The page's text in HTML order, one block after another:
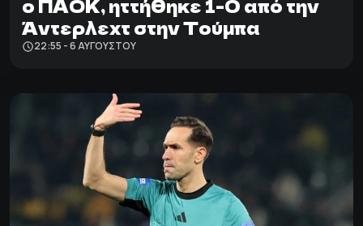
ο ΠΑΟΚ, ηττήθηκε 1-0 από την
Άντερλεχτ στην Τούμπα
22:55 - 6 ΑΥΓΟΎΣΤΟΥ